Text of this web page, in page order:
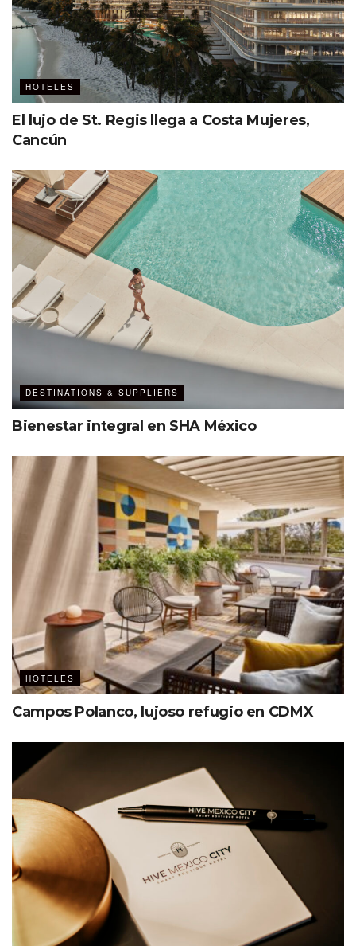
HOTELES
El lujo de St. Regis llega a Costa Mujeres,
Cancún
DESTINATIONS & SUPPLIERS
Bienestar integral en SHA México
HOTELES
Campos Polanco, lujoso refugio en CDMX